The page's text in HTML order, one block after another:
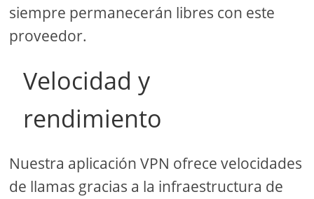
siempre permanecerán libres con este
proveedor.
Velocidad y
rendimiento
Nuestra aplicación VPN ofrece velocidades
de llamas gracias a la infraestructura de